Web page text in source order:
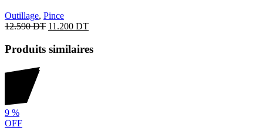
Outillage, Pince
12.590DT 11.200 DT
Produits similaires
9 %
OFF